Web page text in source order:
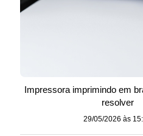
Impressora imprimindo em
resolver
29/05/2026 às